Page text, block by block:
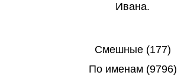
Ивана.
Смешные (177)
По именам (9796)